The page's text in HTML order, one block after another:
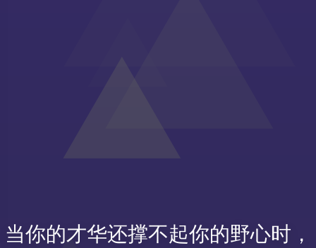
当你的才华还撑不起你的野心时，